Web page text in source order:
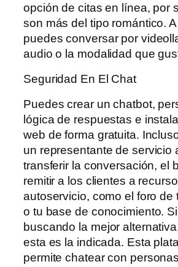
opción de citas en línea, por
son más del tipo romántico.
puedes conversar por
audio o la modalidad que
Seguridad En El Chat
Puedes crear un chatbot,
lógica de respuestas e
web de forma gratuita.
un representante de servicio
transferir la conversación, el
remitir a los clientes a
autoservicio, como el foro de
o tu base de conocimiento.
buscando la mejor
esta es la indicada. Esta
permite chatear con personas